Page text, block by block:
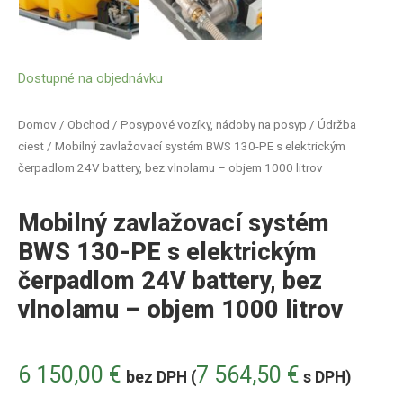
Domov / Obchod / Posypové vozíky, nádoby na posyp / Údržba
ciest / Mobilný zavlažovací systém BWS 130-PE s elektrickým
čerpadlom 24V battery, bez vlnolamu – objem 1000 litrov
Mobilný zavlažovací systém
BWS 130-PE s elektrickým
čerpadlom 24V battery, bez
vlnolamu – objem 1000 litrov
6 150,00 € bez DPH (7 564,50 € s DPH)
Dostupné na objednávku